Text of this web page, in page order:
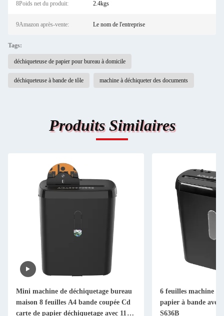
8Poids net du produit: 2.4kgs
9Amazon après-vente: Le nom de l'entreprise
Tags:
déchiqueteuse de papier pour bureau à domicile
déchiqueteuse à bande de tôle machine à déchiqueter des documents
Produits Similaires
Mini machine de déchiquetage bureau
maison 8 feuilles A4 bande coupée Cd
carte de papier déchiquetage avec 11L
6 feuilles machine à
papier à bande
S636B